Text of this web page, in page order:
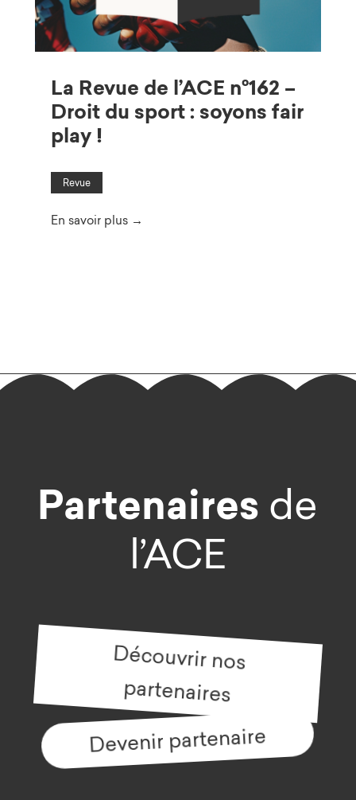
La Revue de l’ACE n°162 –
Droit du sport : soyons fair
play !
Revue
En savoir plus →
Partenaires de
l’ACE
Découvrir nos
partenaires
Devenir partenaire